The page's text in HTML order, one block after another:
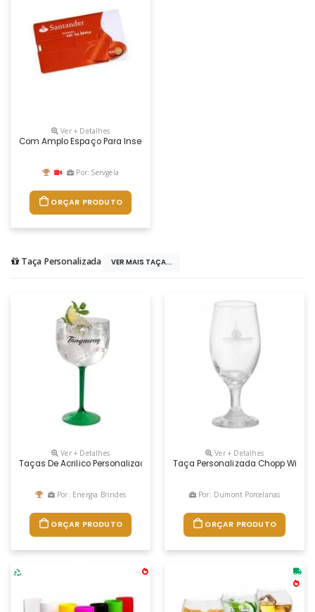
Ver + Detalhes
Com Amplo Espaço Para Inserção De Logotipo Customizado
Por: Servgela
ORÇAR PRODUTO
Taça Personalizada VER MAIS TAÇA...
Ver + Detalhes
Taças De Acrilico Personalizadas
Por: Energia Brindes
ORÇAR PRODUTO
Ver + Detalhes
Taça Personalizada Chopp
Por: Dumont Porcelanas
ORÇAR PRODUTO